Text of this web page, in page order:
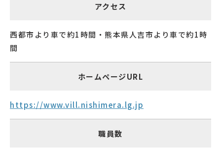
アクセス
西都市より車で約1時間・熊本県人吉市より車で約1時
間
ホームページURL
https://www.vill.nishimera.lg.jp
職員数